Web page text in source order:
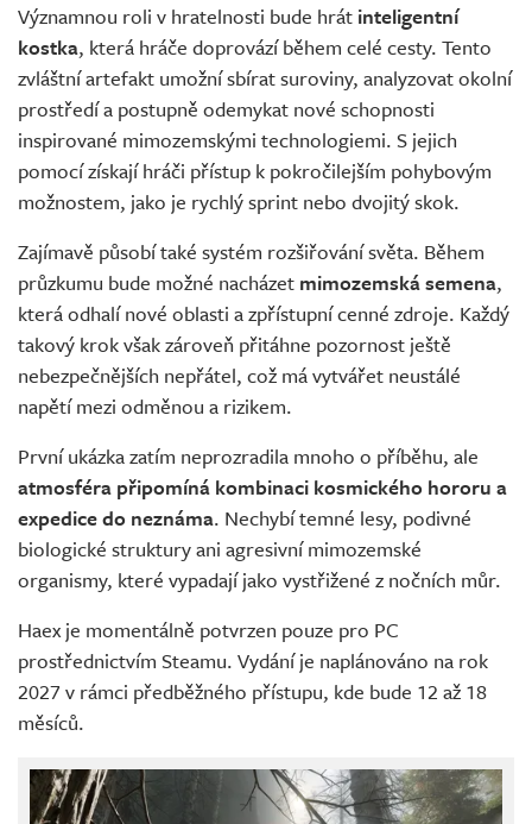
Významnou roli v hratelnosti bude hrát inteligentní
kostka, která hráče doprovází během celé cesty. Tento
zvláštní artefakt umožní sbírat suroviny, analyzovat okolní
prostředí a postupně odemykat nové schopnosti
inspirované mimozemskými technologiemi. S jejich
pomocí získají hráči přístup k pokročilejším pohybovým
možnostem, jako je rychlý sprint nebo dvojitý skok.
Zajímavě působí také systém rozšiřování světa. Během
průzkumu bude možné nacházet mimozemská semena,
která odhalí nové oblasti a zpřístupní cenné zdroje. Každý
takový krok však zároveň přitáhne pozornost ještě
nebezpečnějších nepřátel, což má vytvářet neustálé
napětí mezi odměnou a rizikem.
První ukázka zatím neprozradila mnoho o příběhu, ale
atmosféra připomíná kombinaci kosmického hororu a
expedice do neznáma. Nechybí temné lesy, podivné
biologické struktury ani agresivní mimozemské
organismy, které vypadají jako vystřižené z nočních můr.
Haex je momentálně potvrzen pouze pro PC
prostřednictvím Steamu. Vydání je naplánováno na rok
2027 v rámci předběžného přístupu, kde bude 12 až 18
měsíců.